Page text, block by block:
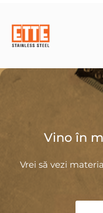
Vino în
Vrei să vezi